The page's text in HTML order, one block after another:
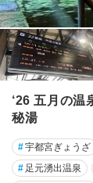
石
川
相
馬
・
い
き
‘26 五月の
秘湯
#宇都宮ぎょうざ
# 足元湧出温泉